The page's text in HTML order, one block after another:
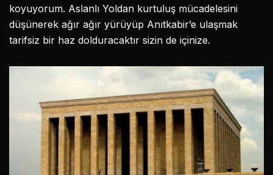
koyuyorum. Aslanlı Yoldan kurtuluş mücadelesini
düşünerek ağır ağır yürüyüp Anıtkabir’e ulaşmak
tarifsiz bir haz dolduracaktır sizin de içinize.